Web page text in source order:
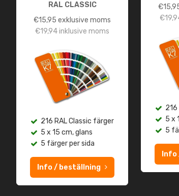
RAL CLASSIC
€15,95 exklusive moms
€19,94inklusive moms
216 RAL Classic färger
5 x 15 cm, glans
5 färger per sida
Info / beställning
€
€
5 x
5